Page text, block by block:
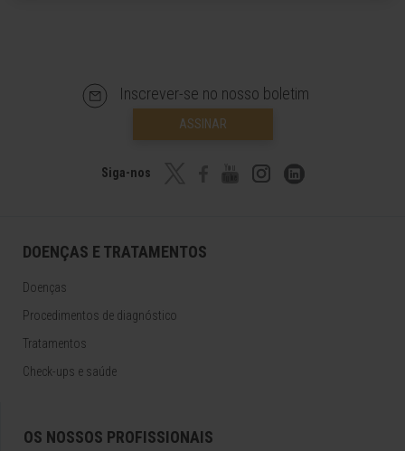
Inscrever-se no nosso boletim
ASSINAR
Siga-nos
DOENÇAS E TRATAMENTOS
Doenças
Procedimentos de diagnóstico
Tratamentos
Check-ups e saúde
OS NOSSOS PROFISSIONAIS